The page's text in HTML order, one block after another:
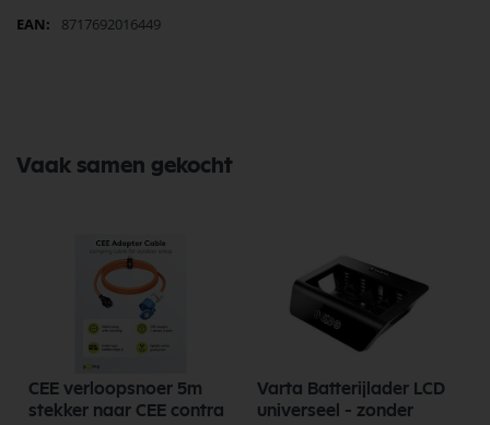
Meer
8717692016449
Vaak samen gekocht
CEE verloopsnoer 5m
stekker naar CEE contra
Varta Batterijlader LCD
universeel - zonder